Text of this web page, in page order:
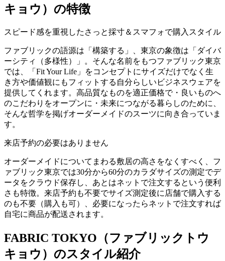
キョウ）の特徴
スピード感を重視したさっと採寸＆スマフォで購入スタイル
ファブリックの語源は「構築する」、東京の象徴は「ダイバ
ーシティ（多様性）」。そんな名前をもつファブリック東京
では、「Fit Your Life」をコンセプトにサイズだけでなく生
き方や価値観にもフィットする自分らしいビジネスウェアを
提供してくれます。高品質なものを適正価格で・良いものへ
のこだわりをオープンに・未来につながる暮らしのために、
そんな哲学を掲げオーダーメイドのスーツに向き合っていま
す。
来店予約の必要はありません
オーダーメイドについてまわる敷居の高さをなくすべく、フ
ァブリック東京では30分から60分のカラダサイズの測定でデ
ータをクラウド保存し、あとはネットで注文するという便利
さも特徴。来店予約も不要でサイズ測定後に店舗で購入する
のも不要（購入も可）、必要になったらネットで注文すれば
自宅に商品が配送されます。
FABRIC TOKYO（ファブリックトウ
キョウ）のスタイル紹介